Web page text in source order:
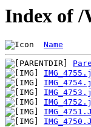
Index of /
Name